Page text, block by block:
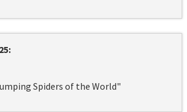
Spiders of the World"